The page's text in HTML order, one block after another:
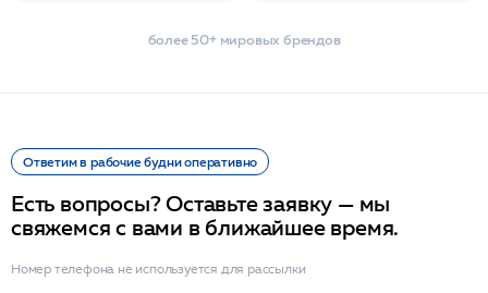
более 50+ мировых брендов
Ответим в рабочие будни оперативно
Есть вопросы? Оставьте заявку — мы
свяжемся с вами в ближайшее время.
Номер телефона не используется для рассылки